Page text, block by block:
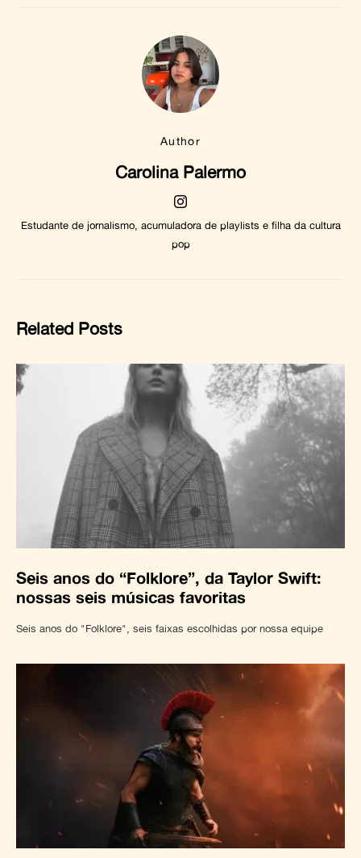
Author
Carolina Palermo
Estudante de jornalismo, acumuladora de playlists e filha da cultura
pop
Related Posts
Seis anos do “Folklore”, da Taylor Swift:
nossas seis músicas favoritas
Seis anos do "Folklore", seis faixas escolhidas por nossa equipe